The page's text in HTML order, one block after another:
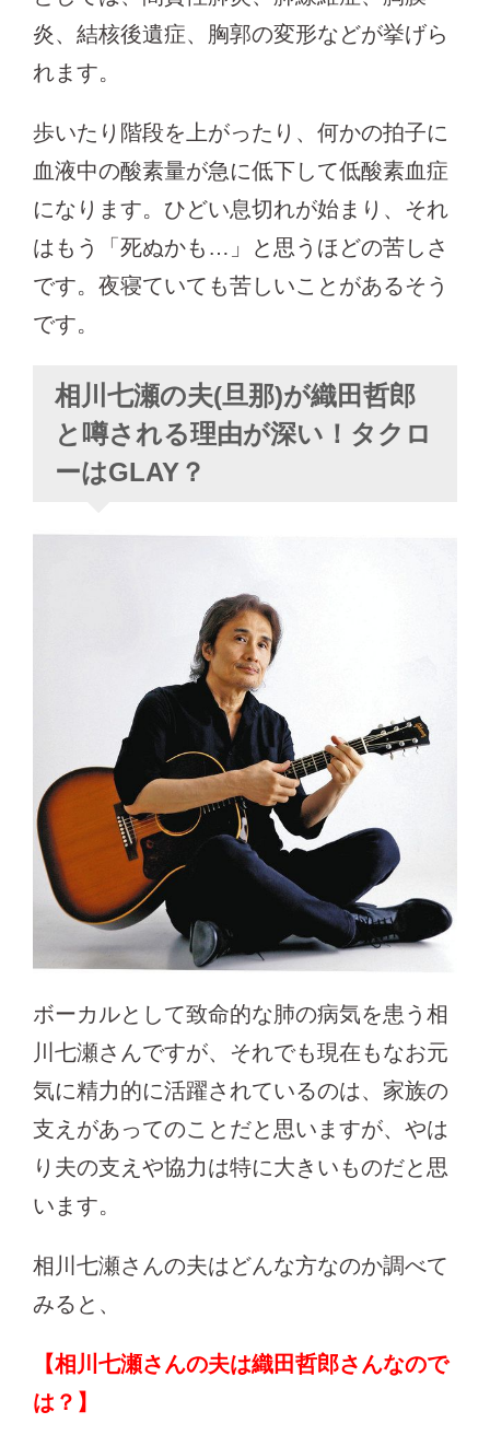
炎、結核後遺症、胸郭の変形などが挙げら
れます。
歩いたり階段を上がったり、何かの拍子に
血液中の酸素量が急に低下して低酸素血症
になります。ひどい息切れが始まり、それ
はもう「死ぬかも…」と思うほどの苦しさ
です。夜寝ていても苦しいことがあるそう
です。
相川七瀬の夫(旦那)が織田哲郎
と噂される理由が深い！タクロ
ーはGLAY？
ボーカルとして致命的な肺の病気を患う相
川七瀬さんですが、それでも現在もなお元
気に精力的に活躍されているのは、家族の
支えがあってのことだと思いますが、やは
り夫の支えや協力は特に大きいものだと思
います。
相川七瀬さんの夫はどんな方なのか調べて
みると、
【相川七瀬さんの夫は織田哲郎さんなので
は？】